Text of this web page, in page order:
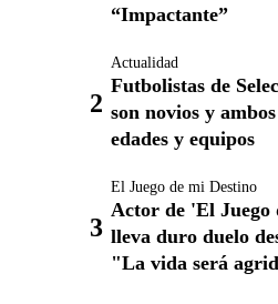
“Impactante”
Actualidad
Futbolistas de
son novios y
edades y equipos
El Juego de mi Destino
Actor de 'El Juego
lleva duro duelo
"La vida será